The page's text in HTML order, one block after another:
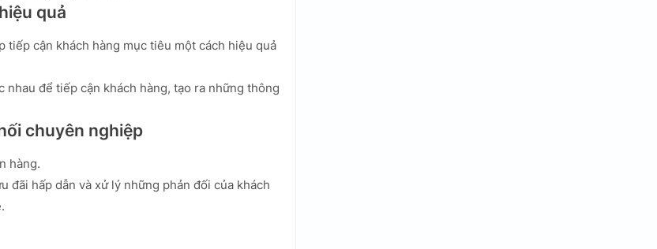
quả
tiếp cận khách hàng mục tiêu một cách hiệu quả
để tiếp cận khách hàng, tạo ra những thông
chuyên nghiệp
hàng.
đãi hấp dẫn và xử lý những phản đối của khách